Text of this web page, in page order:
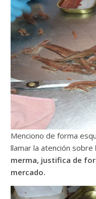
Menciono de forma
llamar la atención sobre
merma, justifica de
mercado.